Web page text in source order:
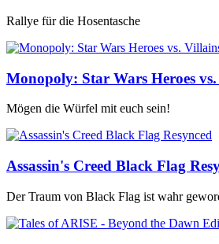
Rallye für die Hosentasche
Monopoly: Star Wars Heroes
Mögen die Würfel mit euch sein!
Assassin's Creed Black Flag
Der Traum von Black Flag ist wahr